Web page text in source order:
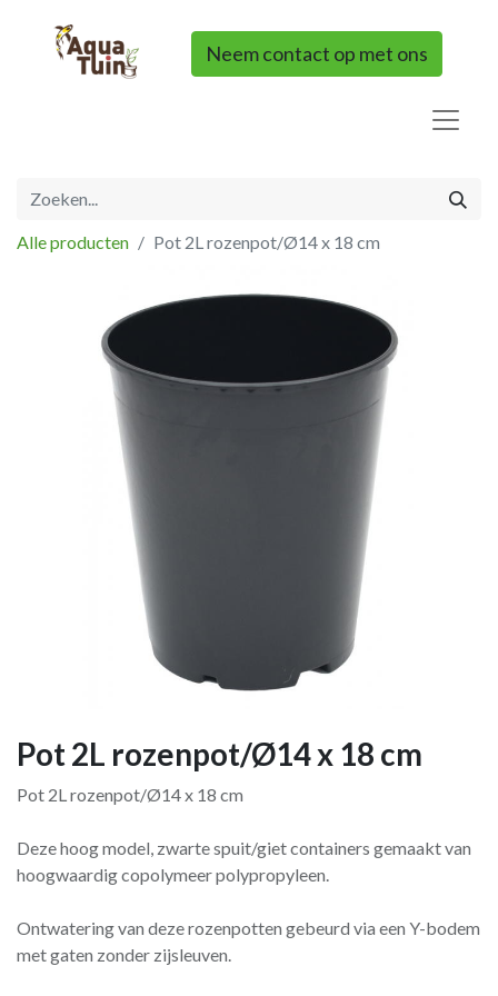
Neem contact op met ons
Alle producten Pot 2L rozenpot/Ø14 x 18 cm
Pot 2L rozenpot/Ø14 x 18 cm
Pot 2L rozenpot/Ø14 x 18 cm
Deze hoog model, zwarte spuit/giet containers gemaakt van
hoogwaardig copolymeer polypropyleen.
Ontwatering van deze rozenpotten gebeurd via een Y-bodem
met gaten zonder zijsleuven.